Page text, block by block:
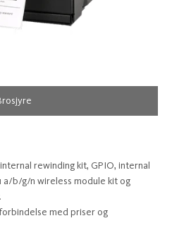
rewinding kit, GPIO, internal
a/b/g/n wireless module kit og
med priser og